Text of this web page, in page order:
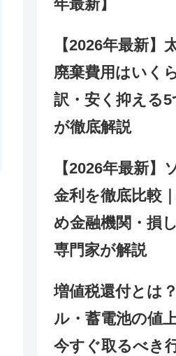
年最新】
【2026年最新】
廃棄費用はいく
訳・安く抑える
が徹底解説
【2026年最新】
金利を徹底比較
め金融機関・損
専門家が解説
増値税還付とは
ル・蓄電池の値
今すぐ取るべき